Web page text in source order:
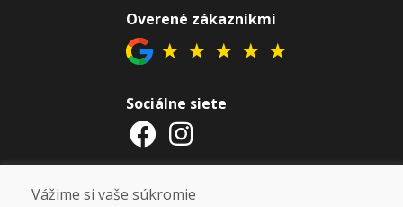
Overené zákazníkmi
★ ★ ★ ★ ★
Sociálne siete
Otváracie hodiny
Vážime si vaše súkromie